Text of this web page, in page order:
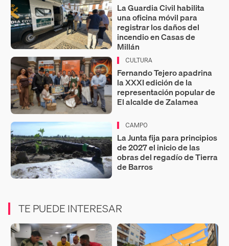
La Guardia Civil habilita
una oficina móvil para
registrar los daños del
incendio en Casas de
Millán
CULTURA
Fernando Tejero apadrina
la XXXI edición de la
representación popular de
El alcalde de Zalamea
CAMPO
La Junta fija para principios
de 2027 el inicio de las
obras del regadío de Tierra
de Barros
TE PUEDE INTERESAR